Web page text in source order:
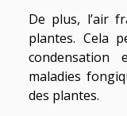
De plus, l’air
plantes. Cela
condensation
maladies
des plantes.